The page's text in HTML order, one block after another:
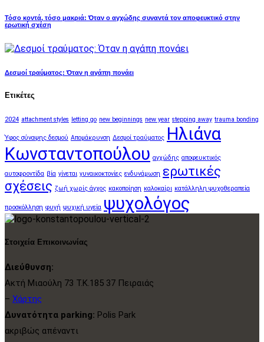
Τόσο κοντά, τόσο μακριά: Όταν ο αγχώδης συναντά τον αποφευκτικό στην
ερωτική σχέση
Δεσμοί τραύματος: Όταν η αγάπη πονάει
Ετικέτες
2024 attachment styles letting go new beginnings new year stepping away trauma bonding
Ύφος σύναψης δεσμού Απομάκρυνση Δεσμοί τραύματος Ηλιάνα
Κωνσταντοπούλου αγχώδης αποφευκτικός
αυτοφροντίδα βία γίνεται γυναικοκτονίες ενδυνάμωση ερωτικές
σχέσεις ζωή χωρίς άγχος κακοποίηση καλοκαίρι κατάλληλη ψυχοθεραπεία
προσκόλληση φυγή ψυχική υγεία ψυχολόγος
Στοιχεία Επικοινωνίας
Διεύθυνση:
Ακτή Μιαούλη 73 Τ.Κ.185 37 Πειραιάς
– Χάρτης
Δυνατότητα parking: Polis Park
ακριβώς απέναντι